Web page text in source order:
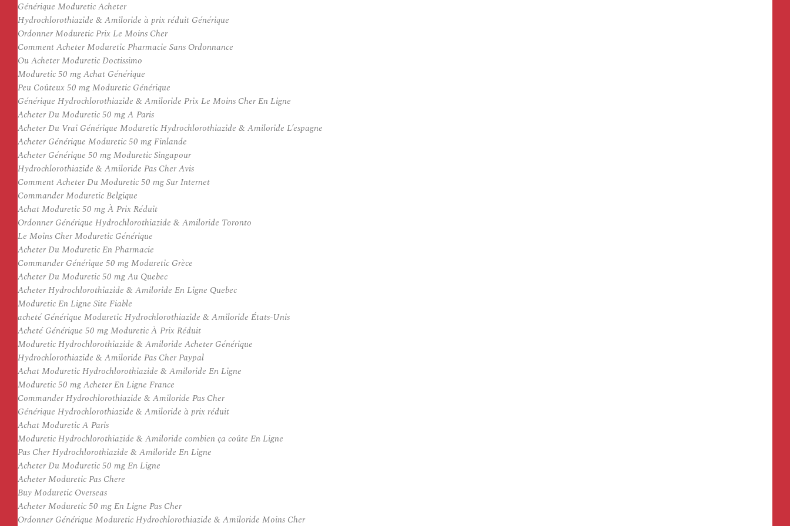
Générique Moduretic Acheter
Hydrochlorothiazide & Amiloride à prix réduit Générique
Ordonner Moduretic Prix Le Moins Cher
Comment Acheter Moduretic Pharmacie Sans Ordonnance
Ou Acheter Moduretic Doctissimo
Moduretic 50 mg Achat Générique
Peu Coûteux 50 mg Moduretic Générique
Générique Hydrochlorothiazide & Amiloride Prix Le Moins Cher En Ligne
Acheter Du Moduretic 50 mg A Paris
Acheter Du Vrai Générique Moduretic Hydrochlorothiazide & Amiloride L’espagne
Acheter Générique Moduretic 50 mg Finlande
Acheter Générique 50 mg Moduretic Singapour
Hydrochlorothiazide & Amiloride Pas Cher Avis
Comment Acheter Du Moduretic 50 mg Sur Internet
Commander Moduretic Belgique
Achat Moduretic 50 mg À Prix Réduit
Ordonner Générique Hydrochlorothiazide & Amiloride Toronto
Le Moins Cher Moduretic Générique
Acheter Du Moduretic En Pharmacie
Commander Générique 50 mg Moduretic Grèce
Acheter Du Moduretic 50 mg Au Quebec
Acheter Hydrochlorothiazide & Amiloride En Ligne Quebec
Moduretic En Ligne Site Fiable
acheté Générique Moduretic Hydrochlorothiazide & Amiloride États-Unis
Acheté Générique 50 mg Moduretic À Prix Réduit
Moduretic Hydrochlorothiazide & Amiloride Acheter Générique
Hydrochlorothiazide & Amiloride Pas Cher Paypal
Achat Moduretic Hydrochlorothiazide & Amiloride En Ligne
Moduretic 50 mg Acheter En Ligne France
Commander Hydrochlorothiazide & Amiloride Pas Cher
Générique Hydrochlorothiazide & Amiloride à prix réduit
Achat Moduretic A Paris
Moduretic Hydrochlorothiazide & Amiloride combien ça coûte En Ligne
Pas Cher Hydrochlorothiazide & Amiloride En Ligne
Acheter Du Moduretic 50 mg En Ligne
Acheter Moduretic Pas Chere
Buy Moduretic Overseas
Acheter Moduretic 50 mg En Ligne Pas Cher
Ordonner Générique Moduretic Hydrochlorothiazide & Amiloride Moins Cher